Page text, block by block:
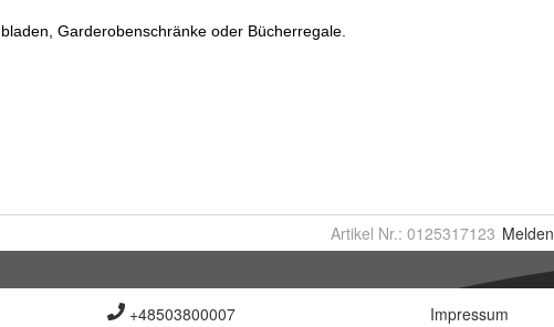
Artikel Nr.: 0125317123 Melden
+48503800007
Impressum